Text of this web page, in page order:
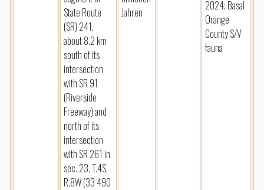
State Route
(SR) 241,
about 8.2 km
south of its
intersection
with SR 91
(Riverside
Freeway) and
north of its
intersection
with SR 261 in
sec. 23, T.4S,
R.8W (33 490
Jahren
2024; Basal
Orange
County S/V
fauna